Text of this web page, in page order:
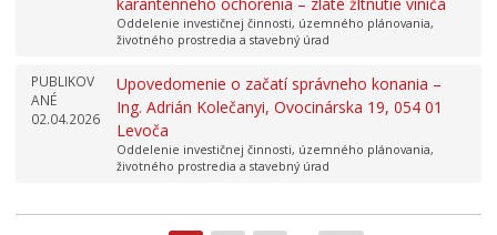
Oddelenie investičnej činnosti, územného plánovania,
životného prostredia a stavebný úrad
PUBLIKOV
ANÉ
02.04.2026
Upovedomenie o začatí správneho konania –
Ing. Adrián Kolečanyi, Ovocinárska 19, 054 01
Levoča
Oddelenie investičnej činnosti, územného plánovania,
životného prostredia a stavebný úrad